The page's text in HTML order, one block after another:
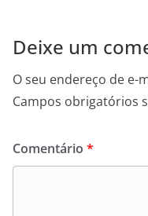
Deixe um
O seu endereço de e-
Campos obrigatórios
Comentário *